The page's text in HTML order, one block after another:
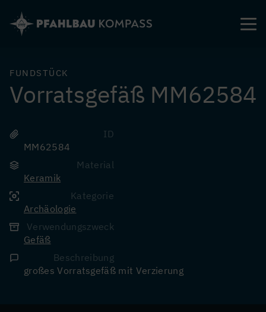
zum
Inhalt
FUNDSTÜCK
Vorratsgefäß MM62584
ID
MM62584
Material
Keramik
Kategorie
Archäologie
Verwendungszweck
Gefäß
Beschreibung
großes Vorratsgefäß mit Verzierung